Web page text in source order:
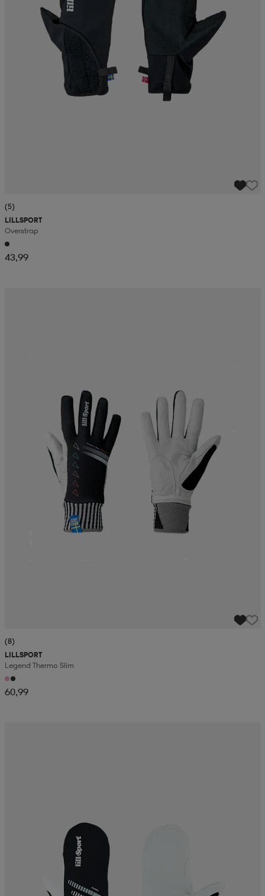
(5)
LILLSPORT
Overstrap
43,99
(8)
LILLSPORT
Legend Thermo Slim
60,99